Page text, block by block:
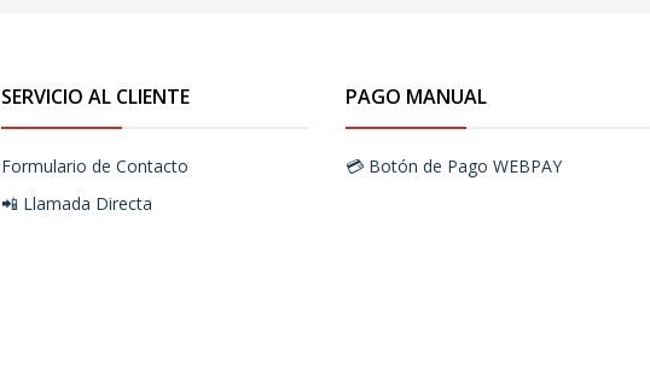
SERVICIO AL CLIENTE
Formulario de Contacto
📲 Llamada Directa
PAGO MANUAL
💳 Botón de Pago WEBPAY